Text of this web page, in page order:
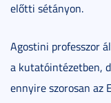
előtti sétányon.
Agostini professzor
a kutatóintézetben,
ennyire szorosan az